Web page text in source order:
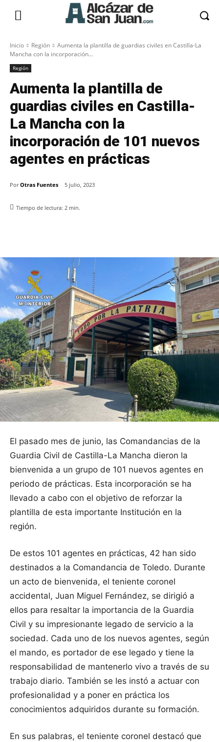
Inicio Región
Aumenta la plantilla de guardias civiles en Castilla-La
Mancha con la incorporación...
Región
Aumenta la plantilla de
guardias civiles en Castilla-
La Mancha con la
incorporación de 101 nuevos
agentes en prácticas
Por Otras Fuentes 5 julio, 2023
Tiempo de lectura: 2 min.
El pasado mes de junio, las Comandancias de la
Guardia Civil de Castilla-La Mancha dieron la
bienvenida a un grupo de 101 nuevos agentes en
periodo de prácticas. Esta incorporación se ha
llevado a cabo con el objetivo de reforzar la
plantilla de esta importante Institución en la
región.
De estos 101 agentes en prácticas, 42 han sido
destinados a la Comandancia de Toledo. Durante
un acto de bienvenida, el teniente coronel
accidental, Juan Miguel Fernández, se dirigió a
ellos para resaltar la importancia de la Guardia
Civil y su impresionante legado de servicio a la
sociedad. Cada uno de los nuevos agentes, según
el mando, es portador de ese legado y tiene la
responsabilidad de mantenerlo vivo a través de su
trabajo diario. También se les instó a actuar con
profesionalidad y a poner en práctica los
conocimientos adquiridos durante su formación.
En sus palabras, el teniente coronel destacó que